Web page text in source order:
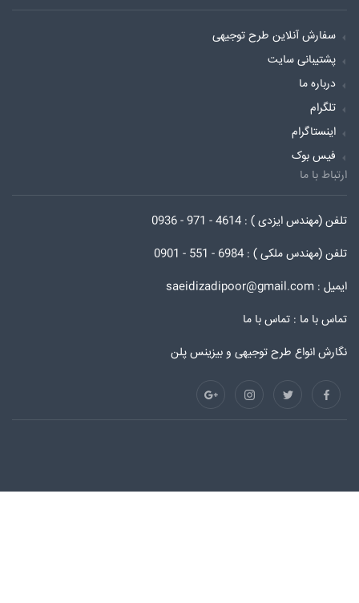
سفارش آنلاین طرح توجیهی
پشتیبانی سایت
درباره ما
تلگرام
اینستاگرام
فیس بوک
ارتباط با ما
تلفن (مهندس ایزدی ) : 4614 - 971 - 0936
تلفن (مهندس ملکی ) : 6984 - 551 - 0901
ایمیل : saeidizadipoor@gmail.com
تماس با ما : تماس با ما
نگارش انواع طرح توجیهی و بیزینس پلن